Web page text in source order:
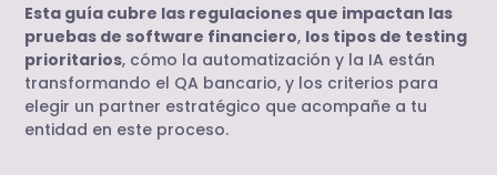
Esta guía cubre las regulaciones que impactan las
pruebas de software financiero, los tipos de testing
prioritarios, cómo la automatización y la IA están
transformando el QA bancario, y los criterios para
elegir un partner estratégico que acompañe a tu
entidad en este proceso.